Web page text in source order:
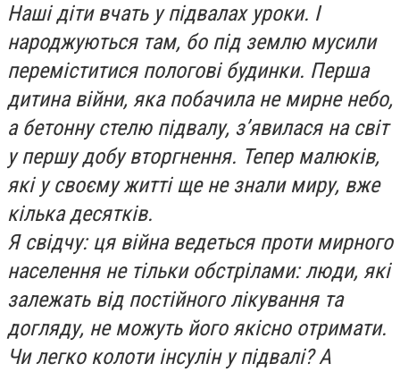
Наші діти вчать у підвалах уроки. І
народжуються там, бо під землю мусили
переміститися пологові будинки. Перша
дитина війни, яка побачила не мирне небо,
а бетонну стелю підвалу, з’явилася на світ
у першу добу вторгнення. Тепер малюків,
які у своєму житті ще не знали миру, вже
кілька десятків.
Я свідчу: ця війна ведеться проти мирного
населення не тільки обстрілами: люди, які
залежать від постійного лікування та
догляду, не можуть його якісно отримати.
Чи легко колоти інсулін у підвалі? А